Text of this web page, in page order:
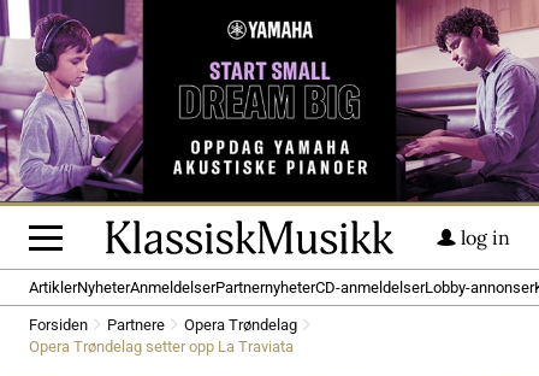
log in
ArtiklerNyheterAnmeldelserPartnernyheterCD-anmeldelserLobby-annonser
Forsiden Partnere
Opera Trøndelag
Opera Trøndelag setter opp La Traviata